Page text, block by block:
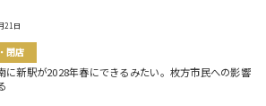
21日
閉店
に新駅が2028年春にできるみたい。枚方市民への影響